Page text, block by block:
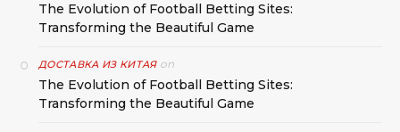
The Evolution of Football Betting Sites:
Transforming the Beautiful Game
ДОСТАВКА ИЗ КИТАЯon
The Evolution of Football Betting Sites:
Transforming the Beautiful Game